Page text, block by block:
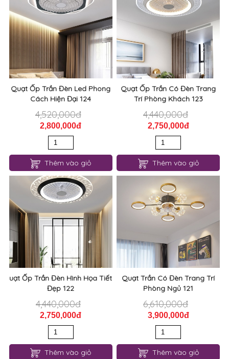
Quạt Ốp Trần Đèn Led Phong
Cách Hiện Đại 124
4,520,000đ
2,800,000đ
Thêm vào giỏ
Quạt Ốp Trần Có Đèn Trang
Trí Phòng Khách 123
4,440,000đ
2,750,000đ
Thêm vào giỏ
uạt Ốp Trần Đèn Hình Họa Tiết
Đẹp 122
4,440,000đ
2,750,000đ
Thêm vào giỏ
Quạt Trần Có Đèn Trang Trí
Phòng Ngủ 121
6,610,000đ
3,900,000đ
Thêm vào giỏ